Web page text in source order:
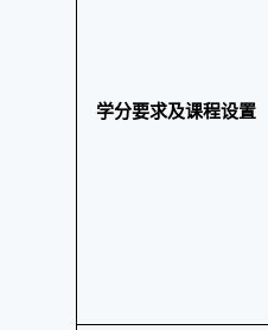
学分要求及课程设置